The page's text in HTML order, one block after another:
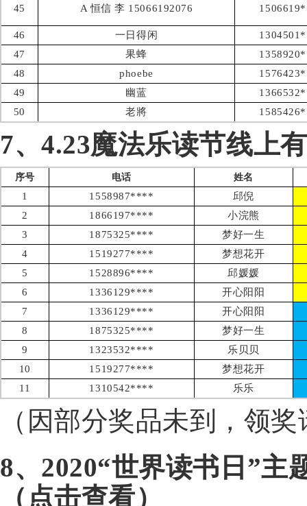
45 A 恒信 李 15066192076
46 一日得闲
47
果蜂
48
phoebe
49
幽蓝
50
老將
7、4.23魔法乐读节线上
序号 电话 姓名
1 1558987****
邱倪
2
1866197****
小浣熊
3
1875325****
梦好一生
4
1519277****
梦想花开
5
1528896****
邱媛媛
6
1336129****
开心阳阳
7
1336129****
开心阳阳
8
1875325****
梦好一生
9
1323532****
乐贝贝
10
1519277****
梦想花开
11
1310542**** 乐乐
（因部分奖品未到，领
8、 2020“世界读书日”主
（点击查看）